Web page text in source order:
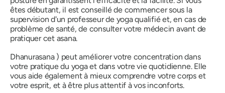
êtes débutant, il est conseillé de commencer sous la
supervision d'un professeur de yoga qualifié et, en cas de
problème de santé, de consulter votre médecin avant de
pratiquer cet asana.
Dhanurasana) peut améliorer votre concentration dans
votre pratique du yoga et dans votre vie quotidienne. Elle
vous aide également à mieux comprendre votre corps et
votre esprit, et à être plus attentif à vos inconforts.